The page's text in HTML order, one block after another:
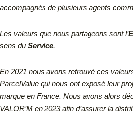
accompagnés de plusieurs agents
Les valeurs que nous partageons sont l’
sens du Service.
En 2021 nous avons retrouvé ces
ParcelValue qui nous ont exposé leur
marque en France. Nous avons alors
VALOR’M en 2023 afin d’assurer la